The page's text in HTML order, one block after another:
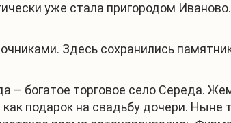
уже стала пригородом
Здесь сохранились
– богатое торговое село Середа.
подарок на свадьбу дочери. Ныне